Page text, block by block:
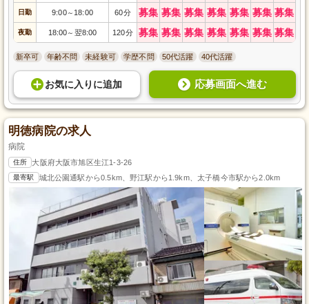
日勤 9:00～ 18:00 60分 募集 募集 募集 募集 募集 募集 募集
夜勤 18:00～ 翌8:00 120分 募集 募集 募集 募集 募集 募集 募集
新卒可 年齢不問 未経験可 学歴不問 50代活躍 40代活躍
お気に入り に追加 応募画面へ進む
明徳病院の求人
病院
住所 大阪府大阪市旭区生江1-3-26
最寄駅 城北公園通駅から0.5km、野江駅から1.9km、太子橋今市駅から2.0km